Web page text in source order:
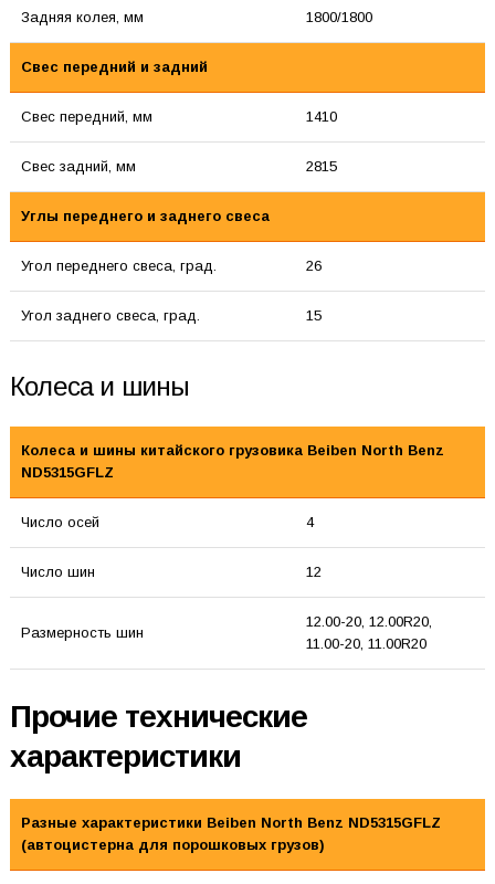
Задняя колея, мм 1800/1800
Свес передний и задний
Свес передний, мм 1410
Свес задний, мм 2815
Углы переднего и заднего свеса
Угол переднего свеса, град. 26
Угол заднего свеса, град. 15
Колеса и шины
Колеса и шины китайского грузовика Beiben North Benz
ND5315GFLZ
Число осей 4
Число шин 12
Размерность шин
12.00-20, 12.00R20,
11.00-20, 11.00R20
Прочие технические
характеристики
Разные характеристики Beiben North Benz ND5315GFLZ
(автоцистерна для порошковых грузов)